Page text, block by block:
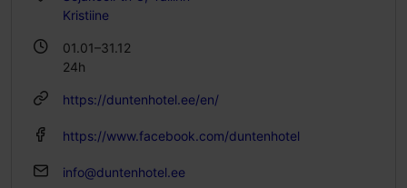
Kristiine
01.01–31.12
24h
https://duntenhotel.ee/en/
https://www.facebook.com/duntenhotel
info@duntenhotel.ee